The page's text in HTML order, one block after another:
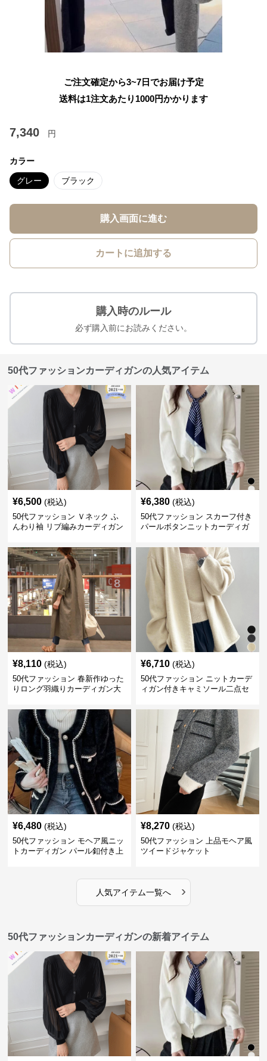
ご注文確定から3~7日でお届け予定
送料は1注文あたり 1000円かかります
7,340 円
カラー
グレー ブラック
購入画面に進む
カートに追加する
購入時のルール
必ず購入前にお読みください。
50代ファッションカーディガンの人気アイテム
¥6,500 (税込)
50代ファッション Ｖネック ふ
んわり袖 リブ編みカーディガン
¥6,380 (税込)
50代ファッション スカーフ付き
パールボタンニットカーディガ
¥8,110 (税込)
50代ファッション 春新作ゆった
りロング羽織りカーディガン大
¥6,710 (税込)
50代ファッション ニットカーデ
ィガン付きキャミソール二点セ
¥6,480 (税込)
50代ファッション モヘア風ニッ
トカーディガン パール釦付き上
¥8,270 (税込)
50代ファッション 上品モヘア風
ツイードジャケット
人気アイテム一覧へ ›
50代ファッションカーディガンの新着アイテム